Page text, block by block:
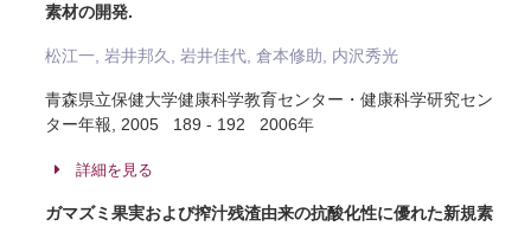
素材の開発.
松江一, 岩井邦久, 岩井佳代, 倉本修助, 内沢秀光
青森県立保健大学健康科学教育センター・健康科学研究セン
ター年報, 2005 189 - 192 2006年
詳細を見る
ガマズミ果実および搾汁残渣由来の抗酸化性に優れた新規素